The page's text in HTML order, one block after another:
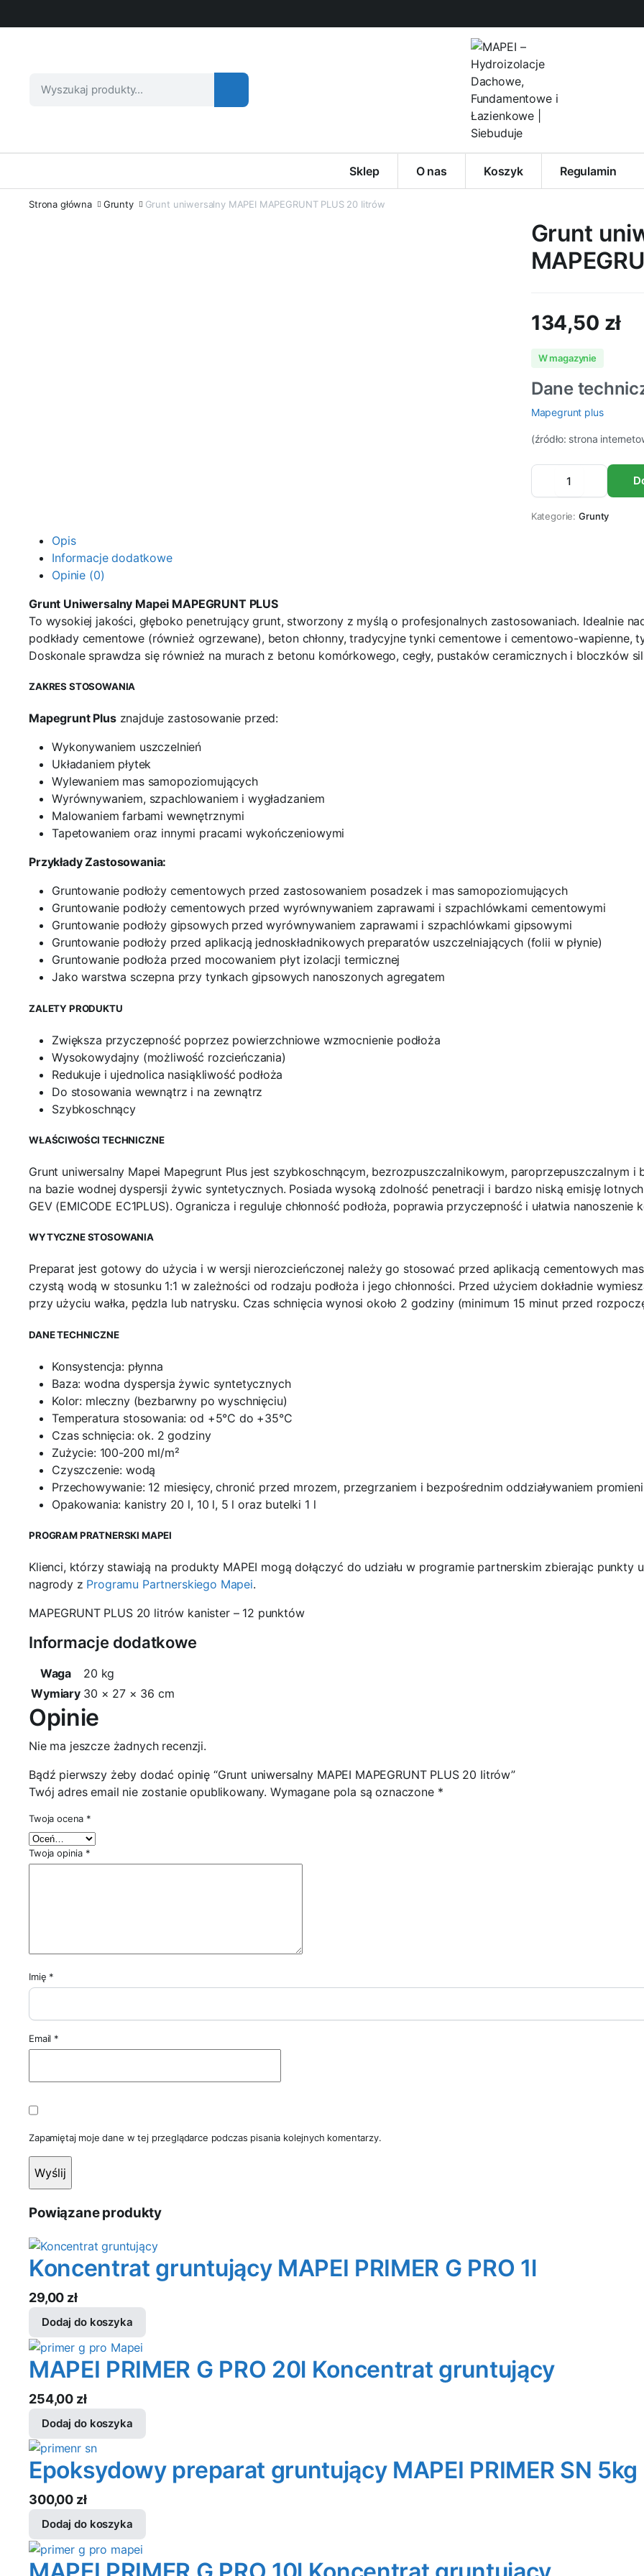
Sklep O nas Koszyk Regulamin
Strona główna Grunty Grunt uniwersalny MAPEI MAPEGRUNT PLUS 20 Iitrów
Grunt
134,50 zł
W magazynie
Dane
Mapegrunt plus
(źródło: strona
uniwersalny
MAPEI
MAPEGRUNT
PLUS
Kategorie: Grunty
Opis
Informacje dodatkowe
Opinie (0)
Grunt Uniwersalny Mapei MAPEGRUNT PLUS
To wysokiej jakości, głęboko penetrujący grunt, stworzony z myślą o profesjonalnych zastosowaniach. Idealnie
podkłady cementowe (również ogrzewane), beton chłonny, tradycyjne tynki cementowe i cementowo-
Doskonale sprawdza się również na murach z betonu komórkowego, cegły, pustaków ceramicznych i bloczków
ZAKRES STOSOWANIA
Mapegrunt Plusznajduje zastosowanie przed:
Wykonywaniem uszczelnień
Układaniem płytek
Wylewaniem mas samopoziomujących
Wyrównywaniem, szpachlowaniem i wygładzaniem
Malowaniem farbami wewnętrznymi
Tapetowaniem oraz innymi pracami wykończeniowymi
Przykłady Zastosowania:
Gruntowanie podłoży cementowych przed zastosowaniem posadzek i mas samopoziomujących
Gruntowanie podłoży cementowych przed wyrównywaniem zaprawami i szpachlówkami cementowymi
Gruntowanie podłoży gipsowych przed wyrównywaniem zaprawami i szpachlówkami gipsowymi
Gruntowanie podłoży przed aplikacją jednoskładnikowych preparatów uszczelniających (folii w płynie)
Gruntowanie podłoża przed mocowaniem płyt izolacji termicznej
Jako warstwa sczepna przy tynkach gipsowych nanoszonych agregatem
ZALETY PRODUKTU
Zwiększa przyczepność poprzez powierzchniowe wzmocnienie podłoża
Wysokowydajny (możliwość rozcieńczania)
Redukuje i ujednolica nasiąkliwość podłoża
Do stosowania wewnątrz i na zewnątrz
Szybkoschnący
WŁAŚCIWOŚCI TECHNICZNE
Grunt uniwersalny Mapei Mapegrunt Plus jest szybkoschnącym, bezrozpuszczalnikowym, paroprzepuszczalnym
na bazie wodnej dyspersji żywic syntetycznych. Posiada wysoką zdolność penetracji i bardzo niską emisję
GEV (EMICODE EC1PLUS). Ogranicza i reguluje chłonność podłoża, poprawia przyczepność i ułatwia nanoszenie
WYTYCZNE STOSOWANIA
Preparat jest gotowy do użycia i w wersji nierozcieńczonej należy go stosować przed aplikacją cementowych
czystą wodą w stosunku 1:1 w zależności od rodzaju podłoża i jego chłonności. Przed użyciem dokładnie
przy użyciu wałka, pędzla lub natrysku. Czas schnięcia wynosi około 2 godziny (minimum 15 minut przed
DANE TECHNICZNE
Konsystencja: płynna
Baza: wodna dyspersja żywic syntetycznych
Kolor: mleczny (bezbarwny po wyschnięciu)
Temperatura stosowania: od +5°C do +35°C
Czas schnięcia: ok. 2 godziny
Zużycie: 100-200 ml/m²
Czyszczenie: wodą
Przechowywanie: 12 miesięcy, chronić przed mrozem, przegrzaniem i bezpośrednim oddziaływaniem promieni
Opakowania: kanistry 20 l, 10 l, 5 l oraz butelki 1 l
PROGRAM PRATNERSKI MAPEI
Klienci, którzy stawiają na produkty MAPEI mogą dołączyć do udziału w programie partnerskim zbierając punkty
nagrody z Programu Partnerskiego Mapei.
MAPEGRUNT PLUS 20 litrów kanister – 12 punktów
Informacje dodatkowe
Waga
20 kg
Wymiary 30 × 27 × 36 cm
Opinie
Nie ma jeszcze żadnych recenzji.
Bądź pierwszy żeby dodać opinię “Grunt uniwersalny MAPEI MAPEGRUNT PLUS 20 Iitrów”
Twój adres email nie zostanie opublikowany. Wymagane pola są oznaczone *
Twoja ocena *
Twoja opinia *
Imię *
Email *
Zapamiętaj moje dane w tej przeglądarce podczas pisania kolejnych komentarzy.
Powiązane produkty
Koncentrat gruntujący MAPEI PRIMER G PRO 1l
29,00 zł
Dodaj do koszyka
MAPEI PRIMER G PRO 20l Koncentrat gruntujący
254,00 zł
Dodaj do koszyka
Epoksydowy preparat gruntujący MAPEI PRIMER SN 5kg
300,00 zł
Dodaj do koszyka